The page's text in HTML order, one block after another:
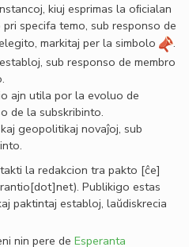
kiuj esprimas la oﬁcialan
specifa temo, sub responso de
markitaj per la simbolo
.
sub responso de membro
ajn utila por la evoluo de
de la subskribinto.
geopolitikaj novaĵoj, sub
la redakcion tra pakto [ĉe]
. Publikigo estas
paktintaj establoj, laŭdiskrecia
nin pere de Esperanta